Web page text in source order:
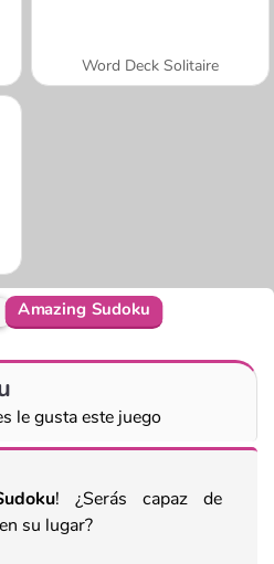
Word Deck Solitaire
Amazing Sudoku
le gusta este juego
! ¿Serás capaz de
su lugar?